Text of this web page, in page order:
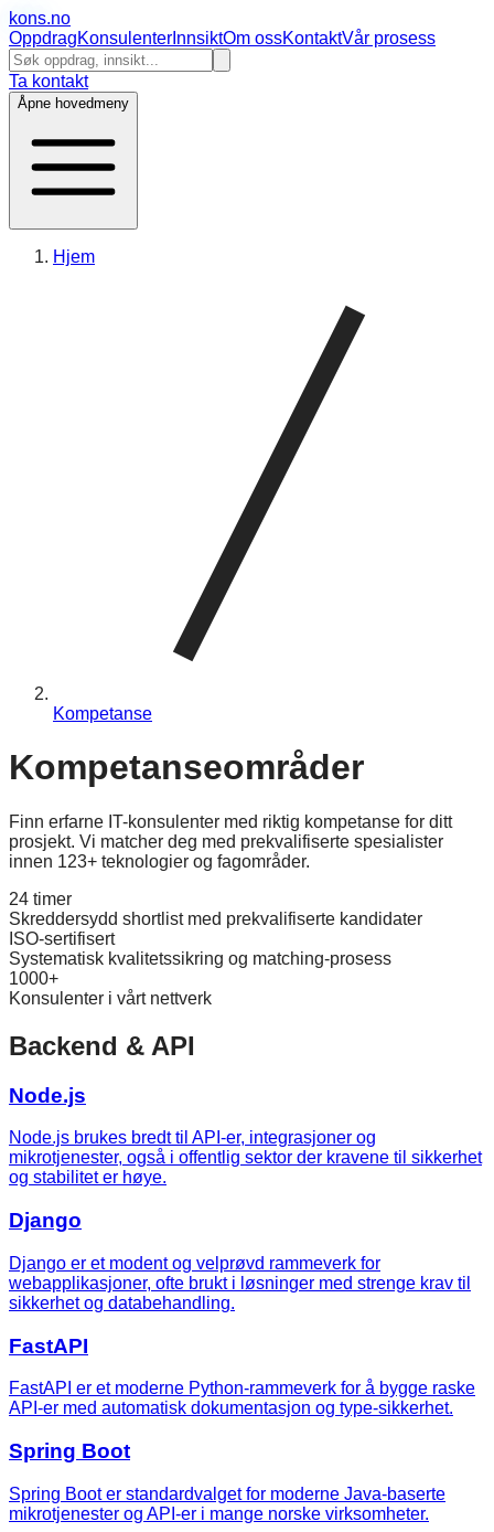
kons.no
OppdragKonsulenter InnsiktOm ossKontaktVår prosess
Ta kontakt
Åpne hovedmeny
Hjem
Kompetanse
Kompetanseområder
Finn erfarne IT-konsulenter med riktig kompetanse for ditt
prosjekt. Vi matcher deg med prekvalifiserte spesialister
innen 123+ teknologier og fagområder.
24 timer
Skreddersydd shortlist med prekvalifiserte kandidater
ISO-sertifisert
Systematisk kvalitetssikring og matching-prosess
1000+
Konsulenter i vårt nettverk
Backend & API
Node.js
Node.js brukes bredt til API-er, integrasjoner og
mikrotjenester, også i offentlig sektor der kravene til sikkerhet
og stabilitet er høye.
Django
Django er et modent og velprøvd rammeverk for
webapplikasjoner, ofte brukt i løsninger med strenge krav til
sikkerhet og databehandling.
FastAPI
FastAPI er et moderne Python-rammeverk for å bygge raske
API-er med automatisk dokumentasjon og type-sikkerhet.
Spring Boot
Spring Boot er standardvalget for moderne Java-baserte
mikrotjenester og API-er i mange norske virksomheter.